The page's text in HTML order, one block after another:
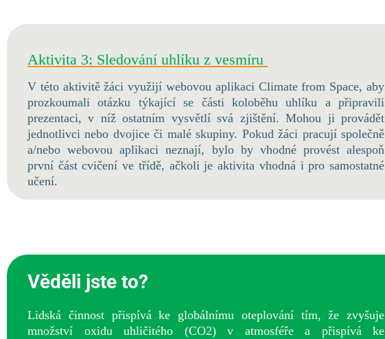
Aktivita 3: Sledování uhlíku z vesmíru
V této aktivitě žáci využijí webovou aplikaci Climate from Space, aby
prozkoumali otázku týkající se části koloběhu uhlíku a připravili
prezentaci, v níž ostatním vysvětlí svá zjištění. Mohou ji provádět
jednotlivci nebo dvojice či malé skupiny. Pokud žáci pracují společně
a/nebo webovou aplikaci neznají, bylo by vhodné provést alespoň
první část cvičení ve třídě, ačkoli je aktivita vhodná i pro samostatné
učení.
Věděli jste to?
Lidská činnost přispívá ke globálnímu oteplování tím, že zvyšuje
množství oxidu uhličitého (CO2) v atmosféře a přispívá ke